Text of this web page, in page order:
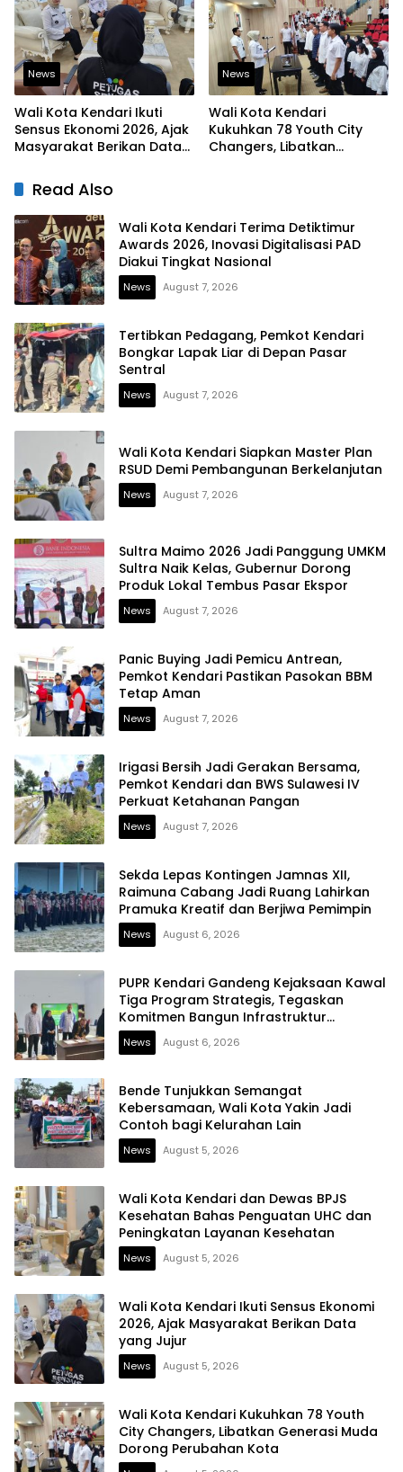
News
Wali Kota Kendari Ikuti
Sensus Ekonomi 2026, Ajak
Masyarakat Berikan Data
News
Wali Kota Kendari
Kukuhkan 78 Youth City
Changers, Libatkan
Read Also
Wali Kota Kendari Terima Detiktimur
Awards 2026, Inovasi Digitalisasi PAD
Diakui Tingkat Nasional
News August 7, 2026
Tertibkan Pedagang, Pemkot Kendari
Bongkar Lapak Liar di Depan Pasar
Sentral
News August 7, 2026
Wali Kota Kendari Siapkan Master Plan
RSUD Demi Pembangunan Berkelanjutan
News August 7, 2026
Sultra Maimo 2026 Jadi Panggung UMKM
Sultra Naik Kelas, Gubernur Dorong
Produk Lokal Tembus Pasar Ekspor
News August 7, 2026
Panic Buying Jadi Pemicu Antrean,
Pemkot Kendari Pastikan Pasokan BBM
Tetap Aman
News August 7, 2026
Irigasi Bersih Jadi Gerakan Bersama,
Pemkot Kendari dan BWS Sulawesi IV
Perkuat Ketahanan Pangan
News August 7, 2026
Sekda Lepas Kontingen Jamnas XII,
Raimuna Cabang Jadi Ruang Lahirkan
Pramuka Kreatif dan Berjiwa Pemimpin
News August 6, 2026
PUPR Kendari Gandeng Kejaksaan Kawal
Tiga Program Strategis, Tegaskan
Komitmen Bangun Infrastruktur
Berintegritas
News August 6, 2026
Bende Tunjukkan Semangat
Kebersamaan, Wali Kota Yakin Jadi
Contoh bagi Kelurahan Lain
News August 5, 2026
Wali Kota Kendari dan Dewas BPJS
Kesehatan Bahas Penguatan UHC dan
Peningkatan Layanan Kesehatan
News August 5, 2026
Wali Kota Kendari Ikuti Sensus Ekonomi
2026, Ajak Masyarakat Berikan Data
yang Jujur
News August 5, 2026
Wali Kota Kendari Kukuhkan 78 Youth
City Changers, Libatkan Generasi Muda
Dorong Perubahan Kota